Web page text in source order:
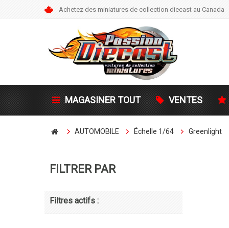
Achetez des miniatures de collection diecast au Canada
MAGASINER TOUT VENTES
AUTOMOBILE Échelle 1/64 Greenlight
FILTRER PAR
Filtres actifs :